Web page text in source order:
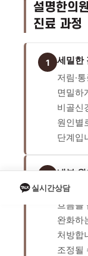
실시간상담
설명한의
진료 과정
1
세밀한
저림·
면밀하
비골신
원인별
단계입
내부
개인의
흐름을
완화하
처방합
조정될